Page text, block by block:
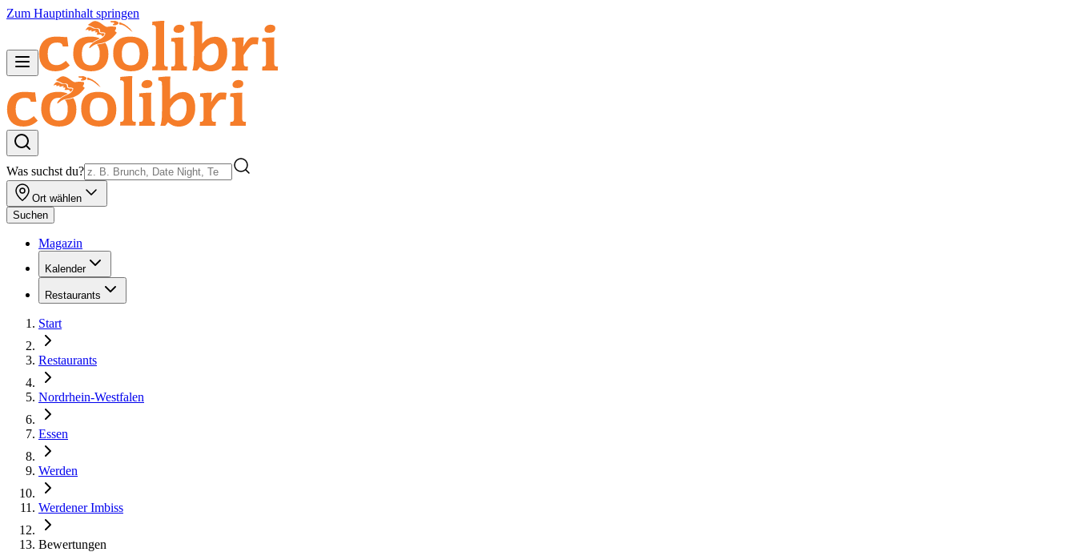
Zum Hauptinhalt springen
Was suchst du?
Ort wählen
Suchen
Magazin
Kalender
Restaurants
Start
Restaurants
Nordrhein-Westfalen
Essen
Werden
Werdener Imbiss
Bewertungen